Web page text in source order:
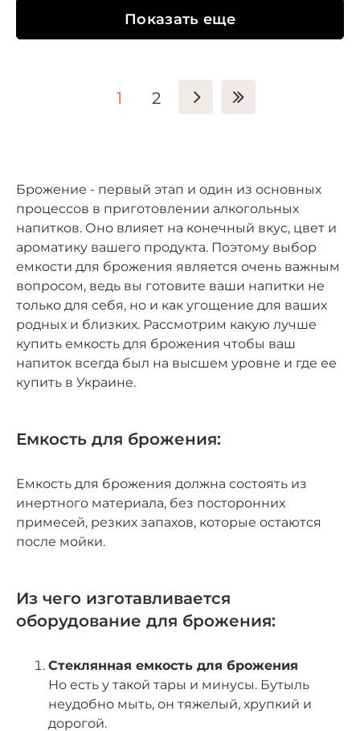
Показать еще
1 2
Брожение - первый этап и один из основных
процессов в приготовлении алкогольных
напитков. Оно влияет на конечный вкус, цвет и
ароматику вашего продукта. Поэтому выбор
емкости для брожения является очень важным
вопросом, ведь вы готовите ваши напитки не
только для себя, но и как угощение для ваших
родных и близких. Рассмотрим какую лучше
купить емкость для брожения чтобы ваш
напиток всегда был на высшем уровне и где ее
купить в Украине.
Емкость для брожения:
Емкость для брожения должна состоять из
инертного материала, без посторонних
примесей, резких запахов, которые остаются
после мойки.
Из чего изготавливается
оборудование для брожения:
Стеклянная емкость для брожения
Но есть у такой тары и минусы. Бутыль
неудобно мыть, он тяжелый, хрупкий и
дорогой.